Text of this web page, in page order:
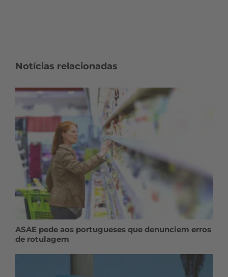
Notícias relacionadas
ASAE pede aos portugueses que denunciem erros
de rotulagem